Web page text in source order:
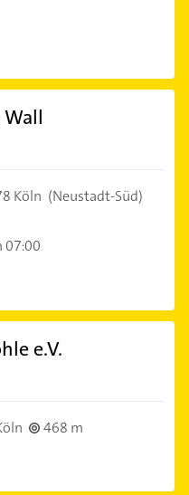
Köln (Neustadt-Süd)
07:00
e.V.
468 m